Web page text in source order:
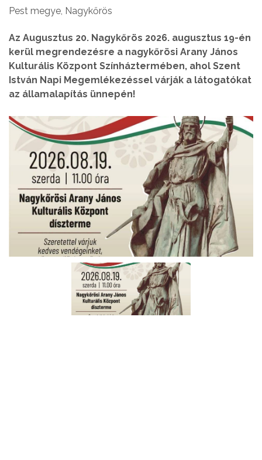
Pest megye, Nagykőrös
Az Augusztus 20. Nagykőrös 2026. augusztus 19-én
kerül megrendezésre a nagykőrösi Arany János
Kulturális Központ Színháztermében, ahol Szent
István Napi Megemlékezéssel várják a látogatókat
az államalapítás ünnepén!